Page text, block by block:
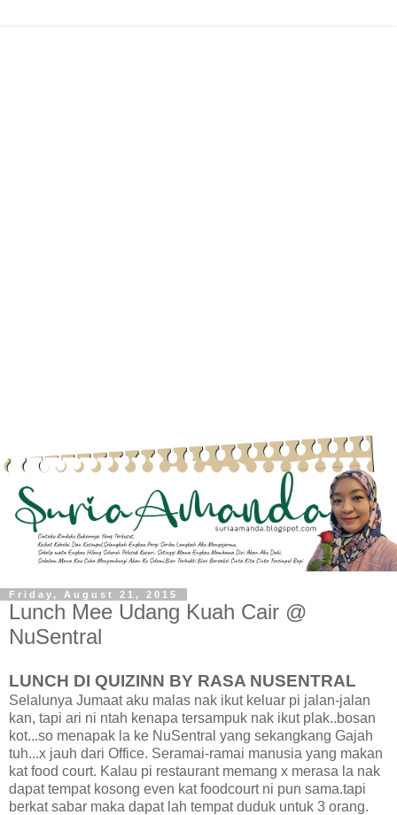
Friday, August 21, 2015
Lunch Mee Udang Kuah Cair @
NuSentral
LUNCH DI QUIZINN BY RASA NUSENTRAL
Selalunya Jumaat aku malas nak ikut keluar pi jalan-jalan
kan, tapi ari ni ntah kenapa tersampuk nak ikut plak..bosan
kot...so menapak la ke NuSentral yang sekangkang Gajah
tuh...x jauh dari Office. Seramai-ramai manusia yang makan
kat food court. Kalau pi restaurant memang x merasa la nak
dapat tempat kosong even kat foodcourt ni pun sama.tapi
berkat sabar maka dapat lah tempat duduk untuk 3 orang.